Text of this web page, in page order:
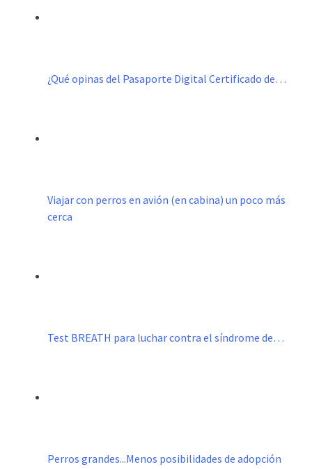
¿Qué opinas del Pasaporte Digital Certificado de…
Viajar con perros en avión (en cabina) un poco más
cerca
Test BREATH para luchar contra el síndrome de…
Perros grandes...Menos posibilidades de adopción